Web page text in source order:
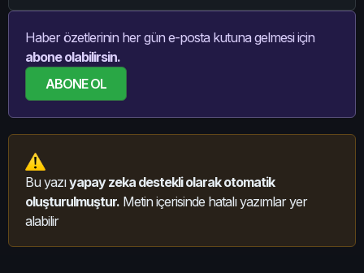
Haber özetlerinin her gün e-posta kutuna gelmesi için
abone olabilirsin.
ABONE OL
Bu yazıyapay zeka destekli olarak otomatik
oluşturulmuştur. Metin içerisinde hatalı yazımlar yer
alabilir